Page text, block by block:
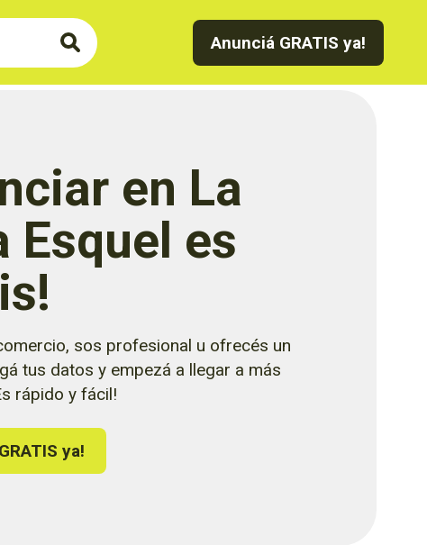
Anunciá GRATIS ya!
en La
Esquel es
sos profesional u ofrecés un
tus datos y empezá a llegar a más
rápido y fácil!
ya!